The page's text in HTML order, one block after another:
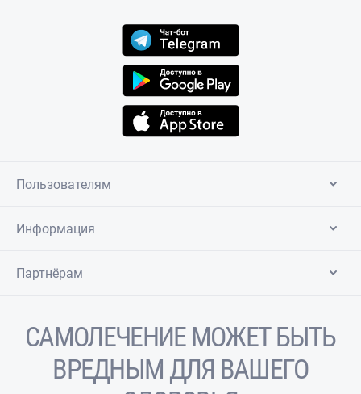
Пользователям
Информация
Партнёрам
САМОЛЕЧЕНИЕ МОЖЕТ БЫТЬ
ВРЕДНЫМ ДЛЯ ВАШЕГО